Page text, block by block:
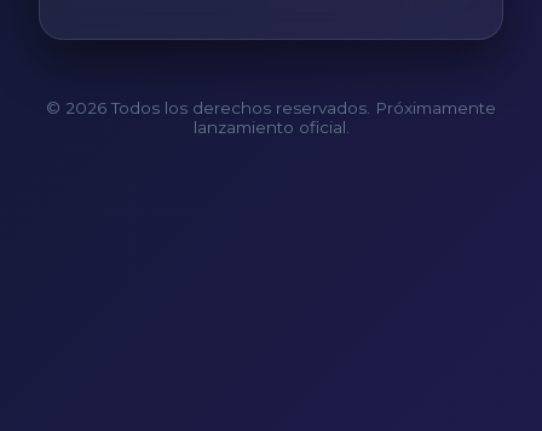
© 2026 Todos los derechos reservados. Próximamente
lanzamiento oficial.